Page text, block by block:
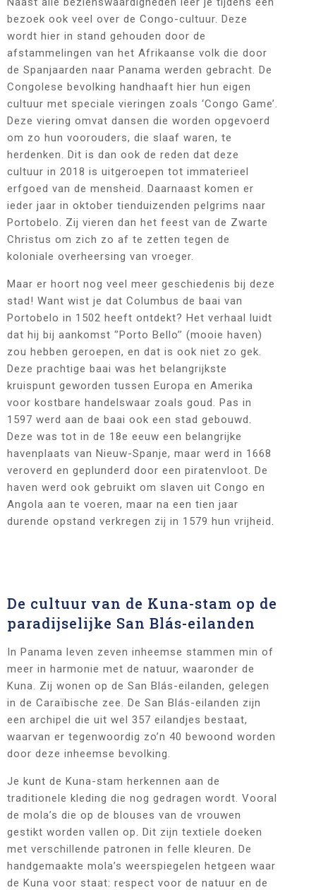
bezoek ook veel over de Congo-cultuur. Deze
wordt hier in stand gehouden door de
afstammelingen van het Afrikaanse volk die door
de Spanjaarden naar Panama werden gebracht. De
Congolese bevolking handhaaft hier hun eigen
cultuur met speciale vieringen zoals ‘Congo Game’.
Deze viering omvat dansen die worden opgevoerd
om zo hun voorouders, die slaaf waren, te
herdenken. Dit is dan ook de reden dat deze
cultuur in 2018 is uitgeroepen tot immaterieel
erfgoed van de mensheid. Daarnaast komen er
ieder jaar in oktober tienduizenden pelgrims naar
Portobelo. Zij vieren dan het feest van de Zwarte
Christus om zich zo af te zetten tegen de
koloniale overheersing van vroeger.
Maar er hoort nog veel meer geschiedenis bij deze
stad! Want wist je dat Columbus de baai van
Portobelo in 1502 heeft ontdekt? Het verhaal luidt
dat hij bij aankomst ‘’Porto Bello’’ (mooie haven)
zou hebben geroepen, en dat is ook niet zo gek.
Deze prachtige baai was het belangrijkste
kruispunt geworden tussen Europa en Amerika
voor kostbare handelswaar zoals goud. Pas in
1597 werd aan de baai ook een stad gebouwd.
Deze was tot in de 18e eeuw een belangrijke
havenplaats van Nieuw-Spanje, maar werd in 1668
veroverd en geplunderd door een piratenvloot. De
haven werd ook gebruikt om slaven uit Congo en
Angola aan te voeren, maar na een tien jaar
durende opstand verkregen zij in 1579 hun vrijheid.
De cultuur van de Kuna-stam op de
paradijselijke San Blás-eilanden
In Panama leven zeven inheemse stammen min of
meer in harmonie met de natuur, waaronder de
Kuna. Zij wonen op de San Blás-eilanden, gelegen
in de Caraïbische zee. De San Blás-eilanden zijn
een archipel die uit wel 357 eilandjes bestaat,
waarvan er tegenwoordig zo’n 40 bewoond worden
door deze inheemse bevolking.
Je kunt de Kuna-stam herkennen aan de
traditionele kleding die nog gedragen wordt. Vooral
de mola’s die op de blouses van de vrouwen
gestikt worden vallen op. Dit zijn textiele doeken
met verschillende patronen in felle kleuren. De
handgemaakte mola’s weerspiegelen hetgeen waar
de Kuna voor staat: respect voor de natuur en de